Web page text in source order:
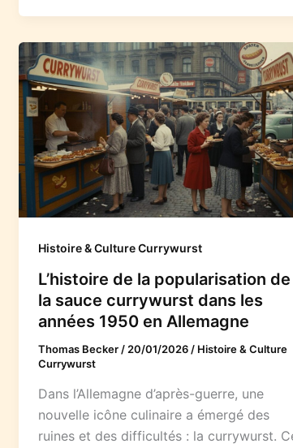
Histoire & Culture Currywurst
L’histoire de la popularisation de
la sauce currywurst dans les
années 1950 en Allemagne
Thomas Becker / 20/01/2026 / Histoire & Culture
Currywurst
Dans l’Allemagne d’après-guerre, une
nouvelle icône culinaire a émergé des
ruines et des difficultés : la currywurst.